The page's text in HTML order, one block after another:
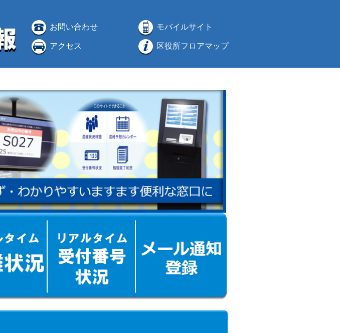
お問い合わせ モバイルサイト
アクセス 区役所フロアマップ